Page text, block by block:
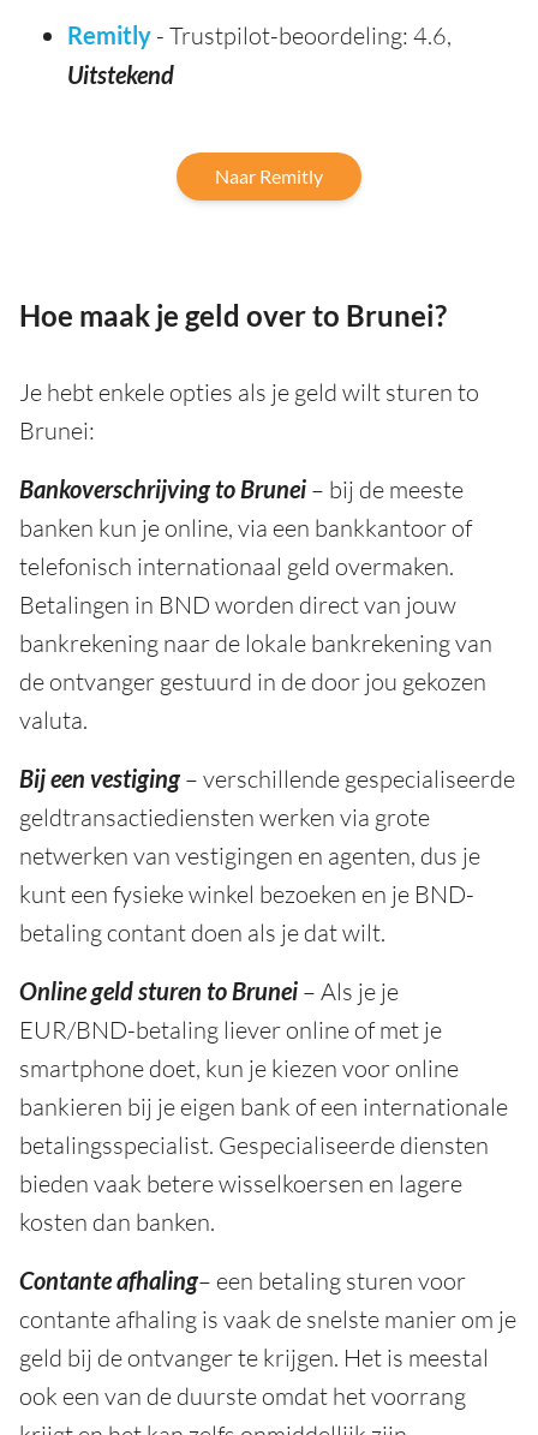
Remitly - Trustpilot-beoordeling: 4.6,
Uitstekend
Naar Remitly
Hoe maak je geld over to Brunei?
Je hebt enkele opties als je geld wilt sturen to
Brunei:
Bankoverschrijving to Brunei – bij de meeste
banken kun je online, via een bankkantoor of
telefonisch internationaal geld overmaken.
Betalingen in BND worden direct van jouw
bankrekening naar de lokale bankrekening van
de ontvanger gestuurd in de door jou gekozen
valuta.
Bij een vestiging– verschillende gespecialiseerde
geldtransactiediensten werken via grote
netwerken van vestigingen en agenten, dus je
kunt een fysieke winkel bezoeken en je BND-
betaling contant doen als je dat wilt.
Online geld sturen to Brunei – Als je je
EUR/BND-betaling liever online of met je
smartphone doet, kun je kiezen voor online
bankieren bij je eigen bank of een internationale
betalingsspecialist. Gespecialiseerde diensten
bieden vaak betere wisselkoersen en lagere
kosten dan banken.
Contante afhaling– een betaling sturen voor
contante afhaling is vaak de snelste manier om je
geld bij de ontvanger te krijgen. Het is meestal
ook een van de duurste omdat het voorrang